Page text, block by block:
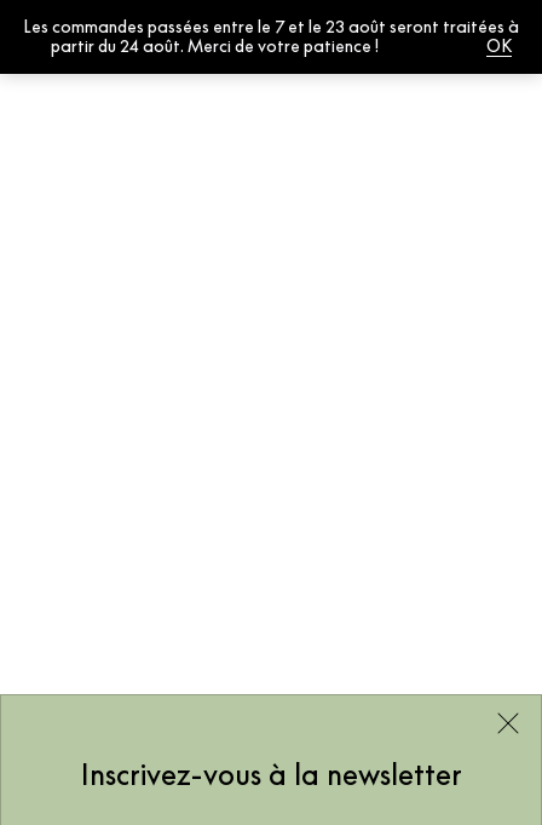
0
Inscrivez-vous à la newsletter
Les commandes passées entre le 7 et le 23 août seront traitées à
partir du 24 août. Merci de votre patience !